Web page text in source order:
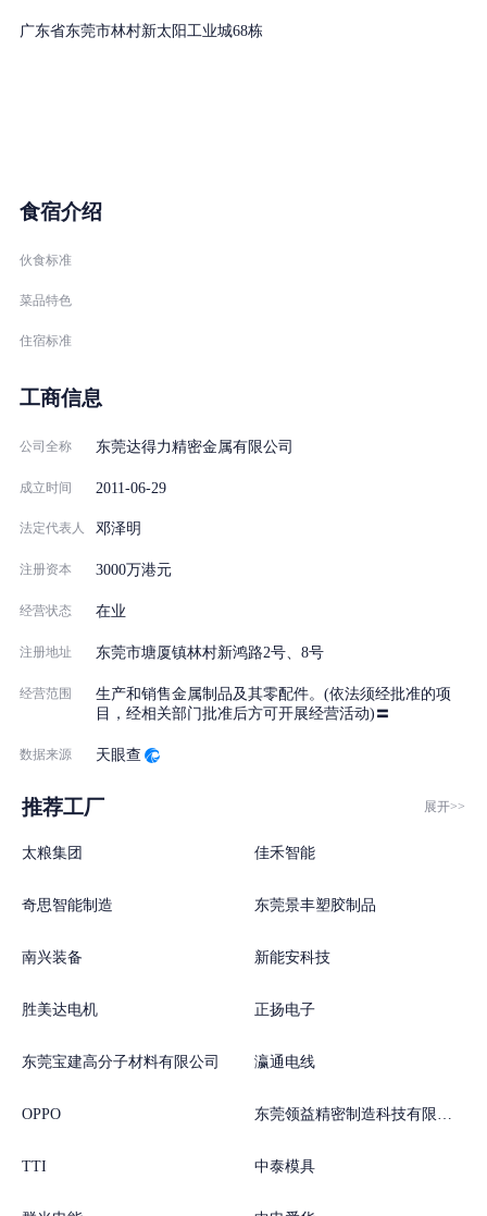
学徒底薪2100元/月，技术员底薪2300-2900元/月，加班费按底薪计
5.食宿待遇：公司免费提供住宿, 空调宿舍，有独立卫生间、阳台，
6.享受有薪年假5-10天，及国家规定的法定假。
7.公司订单充足，无淡季，加班稳定；每天至少有3个小时加班，每
8.公司定期对员工进行岗位技能培训；对于入职满半年以上，考试
9.公司每月会给员工举行生日会并发放礼品；每年会组织员工旅游
活动；年底有团年晚宴、抽奖等活动。
10.公司设有电视房、棋牌室、台球、篮球、羽毛球等娱乐设施，丰
广东省东莞市林村新太阳工业城68栋
食宿介绍
伙食标准
菜品特色
住宿标准
工商信息
公司全称 东莞达得力精密金属有限公司
成立时间 2011-06-29
法定代表人 邓泽明
注册资本 3000万港元
经营状态 在业
注册地址 东莞市塘厦镇林村新鸿路2号、8号
经营范围
生产和销售金属制品及其零配件。(依法须经批准的项
目，经相关部门批准后方可开展经营活动)〓
数据来源 天眼查
推荐工厂 展开>>
太粮集团 佳禾智能
奇思智能制造 东莞景丰塑胶制品
南兴装备 新能安科技
胜美达电机 正扬电子
东莞宝建高分子材料有限公司 瀛通电线
OPPO 东莞领益精密制造科技有限公司
TTI 中泰模具